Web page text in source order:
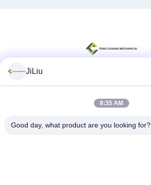
JiLiu
8:35 AM
Good day, what product are you looking for?